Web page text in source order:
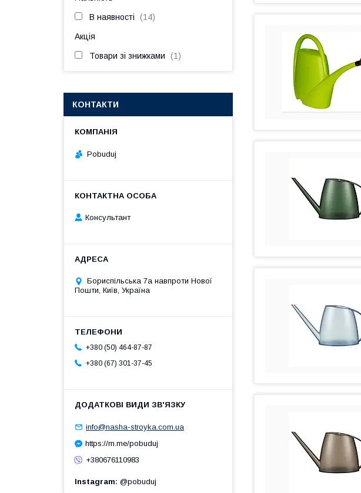
В наявності 14
Акція
Товари зі знижками 1
КОНТАКТИ
Pobuduj
Консультант
Бориспільська 7а навпроти Нової
Пошти, Київ, Україна
+380 (50) 464-87-87
+380 (67) 301-37-45
info@nasha-stroyka.com.ua
https://m.me/pobuduj
+380676110983
Instagram @pobuduj